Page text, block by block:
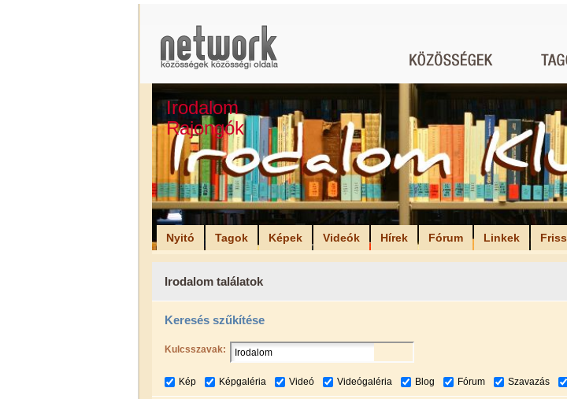
Irodalom
Rajongók
Nyitó Tagok Képek Videók Hírek Fórum Linkek Friss
Irodalom találatok
Keresés szűkítése
Kulcsszavak:
Kép Képgaléria Videó Videógaléria Blog Fórum Szavazás